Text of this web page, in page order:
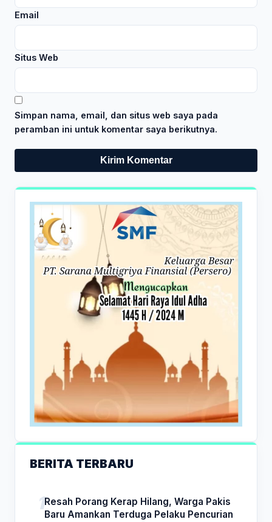
Email
Situs Web
Simpan nama, email, dan situs web saya pada
peramban ini untuk komentar saya berikutnya.
BERITA TERBARU
Resah Porang Kerap Hilang, Warga Pakis
Baru Amankan Terduga Pelaku Pencurian